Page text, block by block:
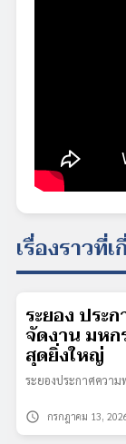
เรื่องราวที่
ระยอง ประ
จัดงาน มหก
สุดยิ่งใหญ่
ระยองประกาศควา
schedule กรกฎาคม 13,